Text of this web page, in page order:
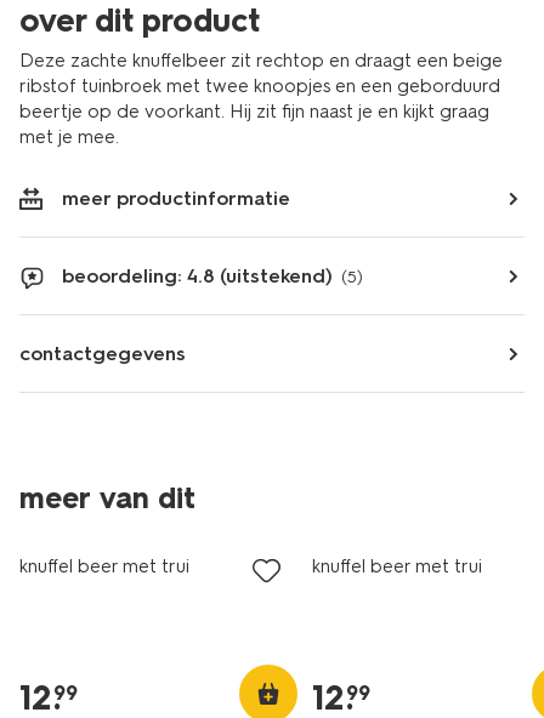
over dit product
Deze zachte knuffelbeer zit rechtop en draagt een beige
ribstof tuinbroek met twee knoopjes en een geborduurd
beertje op de voorkant. Hij zit fijn naast je en kijkt graag
met je mee.
meer productinformatie
beoordeling: 4.8 (uitstekend) (5)
contactgegevens
meer van dit
nieuw
knuffel beer met trui
12.
99
knuffel beer met trui
12.
99